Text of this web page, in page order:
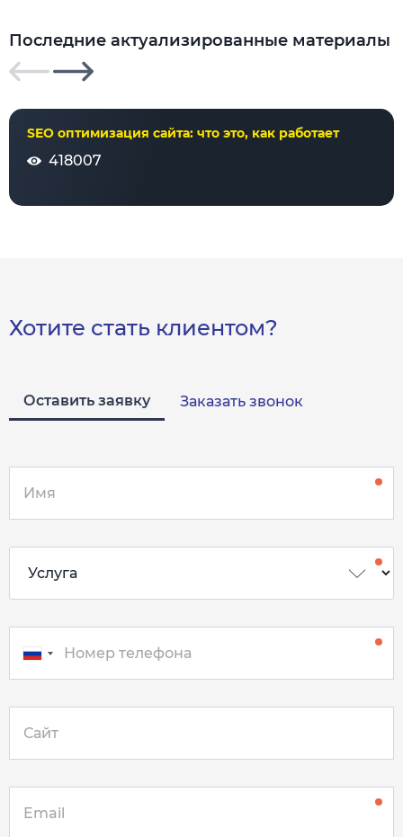
Последние актуализированные материалы
SEO оптимизация сайта: что это, как работает
418007
Хотите стать клиентом?
Оставить заявку Заказать звонок